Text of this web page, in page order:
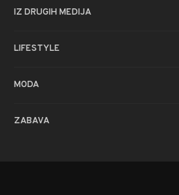
IZ DRUGIH MEDIJA
LIFESTYLE
MODA
ZABAVA